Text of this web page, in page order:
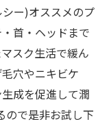
ー)オススメのプ
首・ヘッドまで
スク生活で緩ん
穴やニキビケ
成を促進して潤
ので是非お試し下